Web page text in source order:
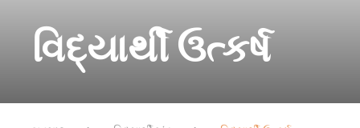
વિદ્યાર્થી ઉત્કર્ષ